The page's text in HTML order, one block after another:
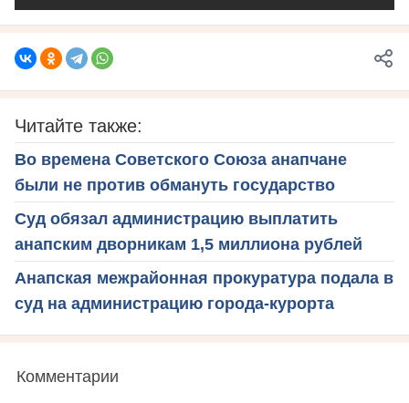
Читайте также:
Во времена Советского Союза анапчане
были не против обмануть государство
Суд обязал администрацию выплатить
анапским дворникам 1,5 миллиона рублей
Анапская межрайонная прокуратура подала в
суд на администрацию города-курорта
Комментарии